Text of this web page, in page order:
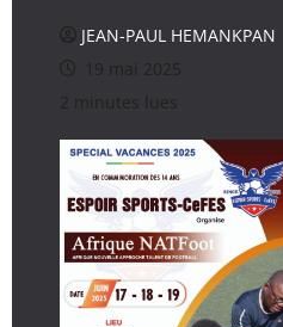
JEAN-PAUL HEMANKPAN
19 mai 2025
2 minutes lues